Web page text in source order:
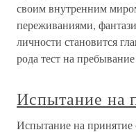
своим внутренним
переживаниями,
личности становится
рода тест на
Испытание на
Испытание на принятие